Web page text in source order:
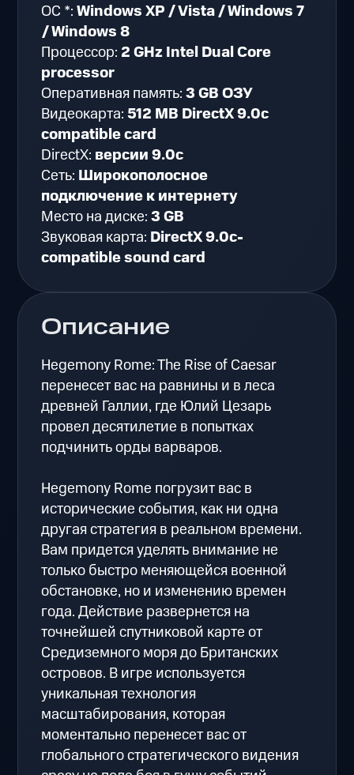
Описание
Hegemony Rome: The Rise of Caesar
перенесет вас на равнины и в леса
древней Галлии, где Юлий Цезарь
провел десятилетие в попытках
подчинить орды варваров.
Hegemony Rome погрузит вас в
исторические события, как ни одна
другая стратегия в реальном времени.
Вам придется уделять внимание не
только быстро меняющейся военной
обстановке, но и изменению времен
года. Действие развернется на
точнейшей спутниковой карте от
Средиземного моря до Британских
островов. В игре используется
уникальная технология
масштабирования, которая
моментально перенесет вас от
глобального стратегического видения
ОС *:Windows XP / Vista / Windows 7
/ Windows 8
Процессор: 2 GHz Intel Dual Core
processor
Оперативная память:3 GB ОЗУ
Видеокарта:512 MB DirectX 9.0c
compatible card
DirectX: версии 9.0c
Сеть: Широкополосное
подключение к интернету
Место на диске:3 GB
Звуковая карта: DirectX 9.0c-
compatible sound card